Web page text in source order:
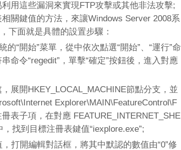
用這些漏洞來實現FTP攻擊或其他非法攻擊;
關鍵值的方法，來讓Windows Server 2008系
下面就是具體的設置步驟：
“開始”菜單，從中依次點選“開始”、“運行”命
命令“regedit”，單擊“確定”按鈕後，進入對應
開HKEY_LOCAL_MACHINE節點分支，並
Explorer\MAIN\FeatureControl\F
表子項，在對應 FEATURE_INTERNET_SHE
找到目標注冊表鍵值“iexplore.exe”;
開編輯對話框，將其中默認的數值由“0”修